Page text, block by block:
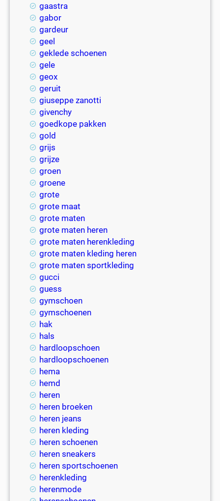
gaastra
gabor
gardeur
geel
geklede schoenen
gele
geox
geruit
giuseppe zanotti
givenchy
goedkope pakken
gold
grijs
grijze
groen
groene
grote
grote maat
grote maten
grote maten heren
grote maten herenkleding
grote maten kleding heren
grote maten sportkleding
gucci
guess
gymschoen
gymschoenen
hak
hals
hardloopschoen
hardloopschoenen
hema
hemd
heren
heren broeken
heren jeans
heren kleding
heren schoenen
heren sneakers
heren sportschoenen
herenkleding
herenmode